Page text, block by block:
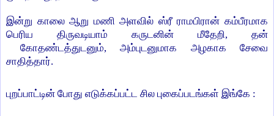
இன்று காலை ஆறு மணி அளவில் ஸ்ரீ ராமபிரான் கம்பீரமாக
பெரிய திருவடியாம் கருடனின் மீதேறி, தன்
கோதண்டத்துடனும், அம்புடனுமாக அழகாக சேவை
சாதித்தார்.
புறப்பாட்டின் போது எடுக்கப்பட்ட சில புகைப்படங்கள் இங்கே :